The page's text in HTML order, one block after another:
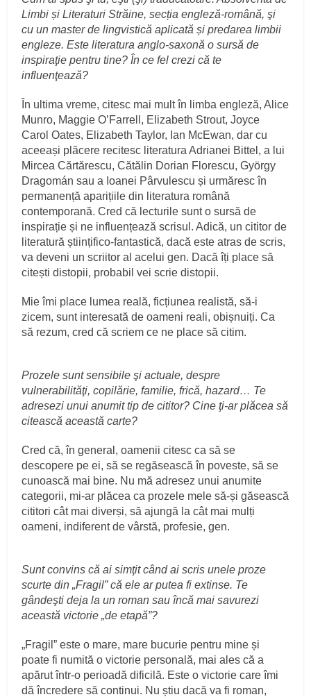
Limbi și Literaturi Străine, secția engleză-română, şi
cu un master de lingvistică aplicată și predarea limbii
engleze. Este literatura anglo-saxonă o sursă de
inspiraţie pentru tine? În ce fel crezi că te
influenţează?
În ultima vreme, citesc mai mult în limba engleză, Alice
Munro, Maggie O’Farrell, Elizabeth Strout, Joyce
Carol Oates, Elizabeth Taylor, Ian McEwan, dar cu
aceeași plăcere recitesc literatura Adrianei Bittel, a lui
Mircea Cărtărescu, Cătălin Dorian Florescu, György
Dragomán sau a Ioanei Pârvulescu și urmăresc în
permanență aparițiile din literatura română
contemporană. Cred că lecturile sunt o sursă de
inspirație și ne influențează scrisul. Adică, un cititor de
literatură științifico-fantastică, dacă este atras de scris,
va deveni un scriitor al acelui gen. Dacă îți place să
citești distopii, probabil vei scrie distopii.
Mie îmi place lumea reală, ficțiunea realistă, să-i
zicem, sunt interesată de oameni reali, obișnuiți. Ca
să rezum, cred că scriem ce ne place să citim.
Prozele sunt sensibile şi actuale, despre
vulnerabilităţi, copilărie, familie, frică, hazard… Te
adresezi unui anumit tip de cititor? Cine ţi-ar plăcea să
citească această carte?
Cred că, în general, oamenii citesc ca să se
descopere pe ei, să se regăsească în poveste, să se
cunoască mai bine. Nu mă adresez unui anumite
categorii, mi-ar plăcea ca prozele mele să-și găsească
cititori cât mai diverși, să ajungă la cât mai mulți
oameni, indiferent de vârstă, profesie, gen.
Sunt convins că ai simţit când ai scris unele proze
scurte din „Fragil” că ele ar putea fi extinse. Te
gândeşti deja la un roman sau încă mai savurezi
această victorie „de etapă”?
„Fragil” este o mare, mare bucurie pentru mine și
poate fi numită o victorie personală, mai ales că a
apărut într-o perioadă dificilă. Este o victorie care îmi
dă încredere să continui. Nu știu dacă va fi roman,